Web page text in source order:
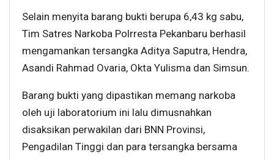
Selain menyita barang bukti berupa 6,43 kg sabu,
Tim Satres Narkoba Polrresta Pekanbaru berhasil
mengamankan tersangka Aditya Saputra, Hendra,
Asandi Rahmad Ovaria, Okta Yulisma dan Simsun.
Barang bukti yang dipastikan memang narkoba
oleh uji laboratorium ini lalu dimusnahkan
disaksikan perwakilan dari BNN Provinsi,
Pengadilan Tinggi dan para tersangka bersama